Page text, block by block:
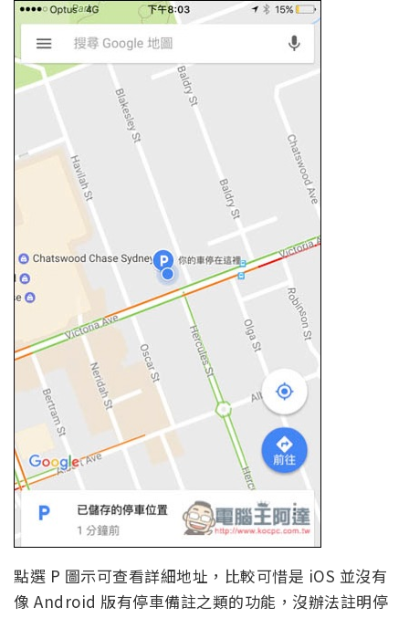
點選 P 圖示可查看詳細地址，比較可惜是 iOS 並沒有
像 Android 版有停車備註之類的功能，沒辦法註明停